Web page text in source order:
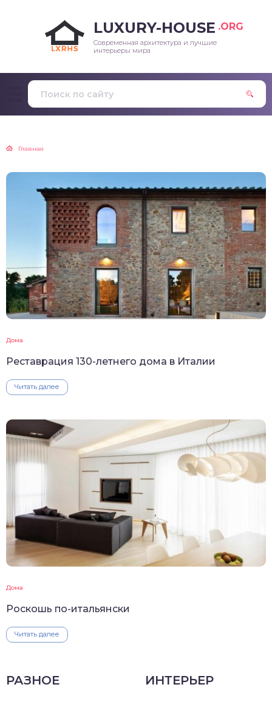
LUXURY-HOUSE .ORG
Современная архитектура и лучшие
интерьеры мира
Главная
Дома
Реставрация 130-летнего дома в Италии
Читать далее
Дома
Роскошь по-итальянски
Читать далее
РАЗНОЕ ИНТЕРЬЕР